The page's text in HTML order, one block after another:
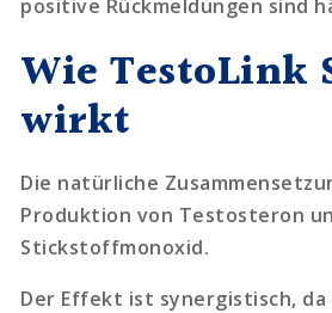
positive Rückmeldungen sind
Wie TestoLink
wirkt
Die natürliche
Produktion von Testosteron
Stickstoffmonoxid.
Der Effekt ist synergistisch, da